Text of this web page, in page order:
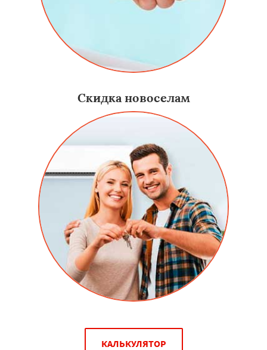
Скидка новоселам
КАЛЬКУЛЯТОР